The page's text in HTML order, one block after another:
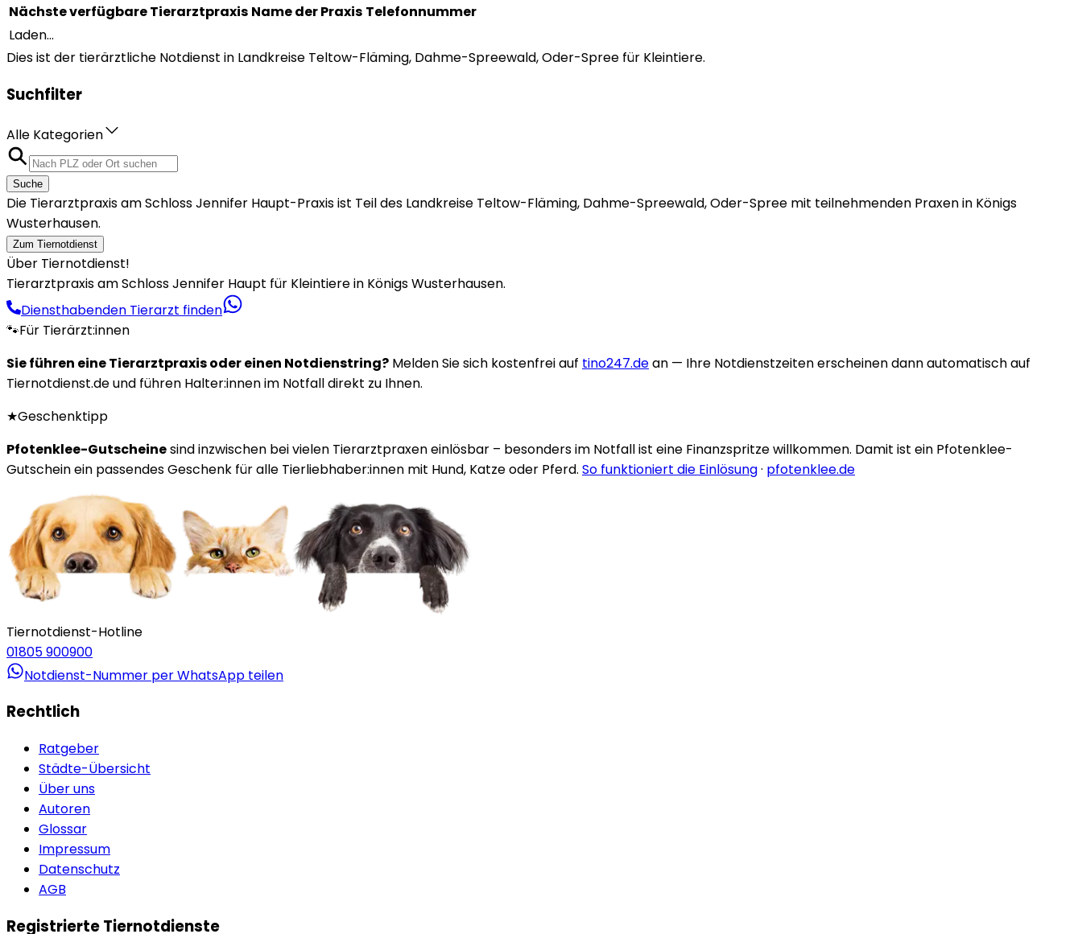
Nächste verfügbare Tierarztpraxis Name der Praxis Telefonnummer
Laden...
Dies ist der tierärztliche Notdienst in Landkreise Teltow-Fläming, Dahme-Spreewald, Oder-Spree für Kleintiere.
Suchfilter
Alle Kategorien
Suche
Die Tierarztpraxis am Schloss Jennifer Haupt-Praxis ist Teil des Landkreise Teltow-Fläming, Dahme-Spreewald, Oder-Spree mit teilnehmenden Praxen in Königs
Wusterhausen.
Zum Tiernotdienst
Über Tiernotdienst!
Tierarztpraxis am Schloss Jennifer Haupt für Kleintiere in Königs Wusterhausen.
Diensthabenden Tierarzt finden
🐾Für Tierärzt:innen
Sie führen eine Tierarztpraxis oder einen Notdienstring? Melden Sie sich kostenfrei auf tino247.dean — Ihre Notdienstzeiten erscheinen dann automatisch auf
Tiernotdienst.de und führen Halter:innen im Notfall direkt zu Ihnen.
★Geschenktipp
Pfotenklee-Gutscheinesind inzwischen bei vielen Tierarztpraxen einlösbar – besonders im Notfall ist eine Finanzspritze willkommen. Damit ist ein Pfotenklee-
Gutschein ein passendes Geschenk für alle Tierliebhaber:innen mit Hund, Katze oder Pferd. So funktioniert die Einlösung· pfotenklee.de
Tiernotdienst-Hotline
01805 900900
Notdienst-Nummer per WhatsApp teilen
Rechtlich
Ratgeber
Städte-Übersicht
Über uns
Autoren
Glossar
Impressum
Datenschutz
AGB
Registrierte Tiernotdienste